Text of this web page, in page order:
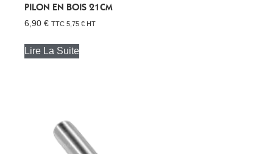
PILON EN BOIS 21CM
6,90 € TTC 5,75 € HT
Lire La Suite